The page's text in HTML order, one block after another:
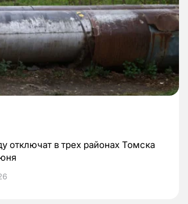
отключат в трех районах Томска